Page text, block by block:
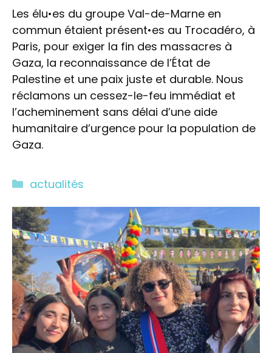
Les élu•es du groupe Val-de-Marne en
commun étaient présent•es au Trocadéro, à
Paris, pour exiger la fin des massacres à
Gaza, la reconnaissance de l’État de
Palestine et une paix juste et durable. Nous
réclamons un cessez-le-feu immédiat et
l’acheminement sans délai d’une aide
humanitaire d’urgence pour la population de
Gaza.
Catégories
actualités